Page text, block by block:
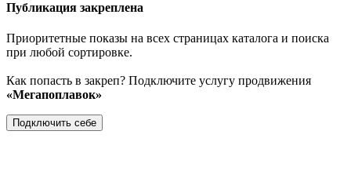
Публикация закреплена
Приоритетные показы на всех страницах каталога и поиска
при любой сортировке.
Как попасть в закреп? Подключите услугу продвижения
«Мегапоплавок»
Подключить себе